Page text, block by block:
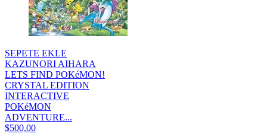
SEPETE EKLE
KAZUNORI AIHARA
LETS FIND POKéMON!
CRYSTAL EDITION
INTERACTIVE
POKéMON
ADVENTURE...
$500,00